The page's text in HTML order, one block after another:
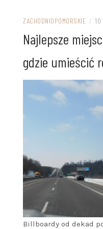
ZACHODNIOPOMORSKIE / 10
Najlepsze
gdzie umieścić
Billboardy od dekad